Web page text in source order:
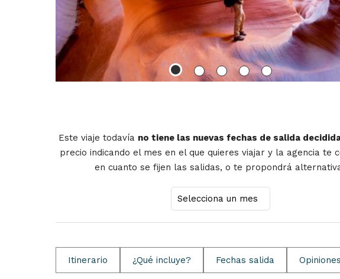
Este viaje todavía no tiene las nuevas fechas de salida
precio indicando el mes en el que quieres viajar y la agencia te
en cuanto se fijen las salidas, o te propondrá
Itinerario ¿Qué incluye? Fechas salida Opiniones